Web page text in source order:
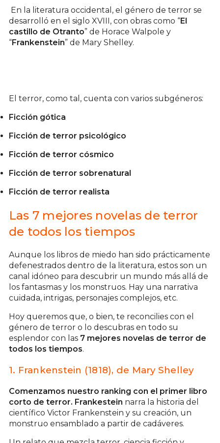
En la literatura occidental, el género de terror se
desarrolló en el siglo XVIII, con obras como “El
castillo de Otranto” de Horace Walpole y
“Frankenstein” de Mary Shelley.
El terror, como tal, cuenta con varios subgéneros:
Ficción gótica
Ficción de terror psicológico
Ficción de terror cósmico
Ficción de terror sobrenatural
Ficción de terror realista
Las 7 mejores novelas de terror
de todos los tiempos
Aunque los libros de miedo han sido prácticamente
defenestrados dentro de la literatura, estos son un
canal idóneo para descubrir un mundo más allá de
los fantasmas y los monstruos. Hay una narrativa
cuidada, intrigas, personajes complejos, etc.
Hoy queremos que, o bien, te reconcilies con el
género de terror o lo descubras en todo su
esplendor con las 7 mejores novelas de terror de
todos los tiempos.
1. Frankenstein (1818), de Mary Shelley
Comenzamos nuestro ranking con el primer libro
corto de terror. Frankestein narra la historia del
científico Victor Frankenstein y su creación, un
monstruo ensamblado a partir de cadáveres.